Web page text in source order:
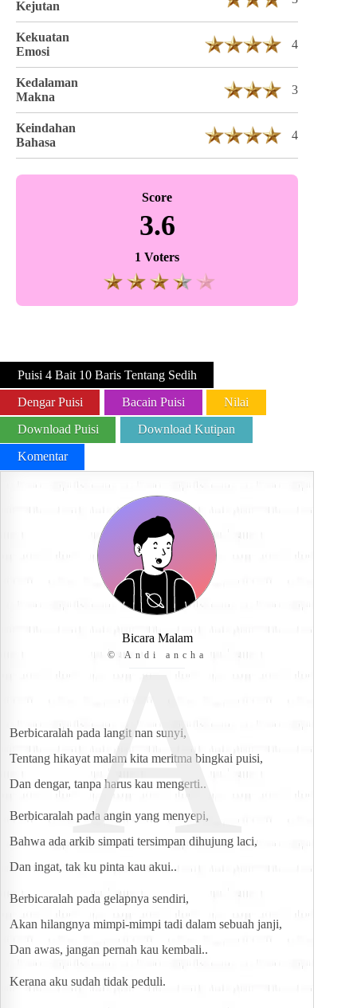
Kejutan
Kekuatan
Emosi
4
Kedalaman
Makna
3
Keindahan
Bahasa
4
Score
3.6
1 Voters
Puisi 4 Bait 10 Baris Tentang Sedih
Dengar Puisi Bacain Puisi Nilai
Download Puisi Download Kutipan
Komentar
A
Bicara Malam
© Andi ancha
Berbicaralah pada langit nan sunyi,
Tentang hikayat malam kita meritma bingkai puisi,
Dan dengar, tanpa harus kau mengerti..
Berbicaralah pada angin yang menyepi,
Bahwa ada arkib simpati tersimpan dihujung laci,
Dan ingat, tak ku pinta kau akui..
Berbicaralah pada gelapnya sendiri,
Akan hilangnya mimpi-mimpi tadi dalam sebuah janji,
Dan awas, jangan pernah kau kembali..
Kerana aku sudah tidak peduli.